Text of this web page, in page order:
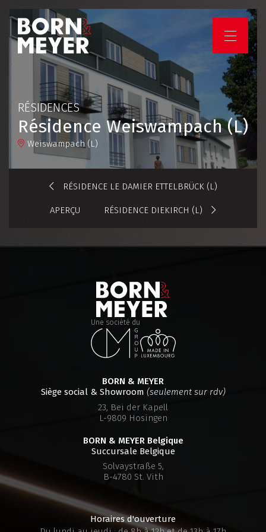
Nouveautés Contact
DE | FR
HOME
ENTREPRISE
SERVICES
EMPLOIS ET CARRIÈRES
VOTRE PROJET
RÉSIDENCES
Résidence Weiswampach (L)
Weiswampach (L)
RÉSIDENCE LE DAMIER ETTELBRÜCK (L)
APERÇU RÉSIDENCE DIEKIRCH (L)
Une société du
BORN & MEYER
Siège social & Showroom (seulement sur rdv)
23, Bei der Kapell
L-9809 Hosingen
BORN & MEYER Belgique
Succursale Belgique
Solvaystraße 5,
B-4780 St. Vith
Horaires d'ouverture